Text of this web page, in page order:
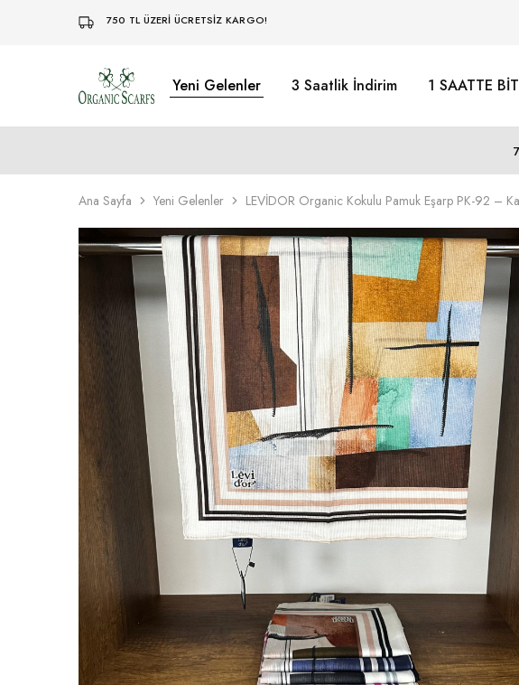
750 TL ÜZERİ ÜCRETSİZ KARGO!
Organikscarf Yeni Gelenler 3 Saatlik İndirim 1 SAATTE
Ana Sayfa Yeni Gelenler LEVİDOR Organic Kokulu Pamuk Eşarp PK-92 –